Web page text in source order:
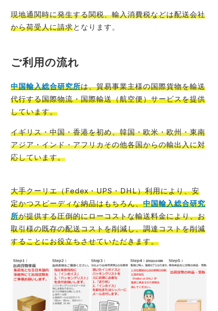
現地通関時に発生する関税、輸入消費税などは配送会社
から荷受人に請求となります。
ご利用の流れ
中国輸入総合研究所は、貿易事業主様の国際貨物を輸送
代行する国際物流・国際輸送（航空便）サービスを提供
しています。
イギリス・中国・香港を初め、韓国・欧米・欧州・東南
アジア・インド・アフリカその他各国からの輸出入に対
応しています。
大手クーリエ（Fedex・UPS・DHL）利用により、安
定かつスピーディな納品はもちろん、中国輸入総合研究
所が提供する圧倒的にローコストな輸送料金により、お
取引様の既存の配送コストを削減し、調達コストを削減
することにお役立ちさせていただきます。